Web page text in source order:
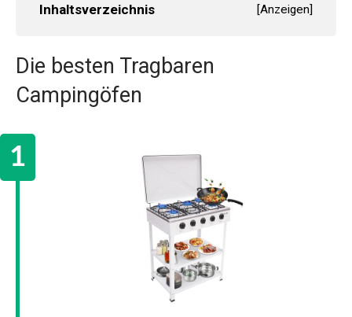
Inhaltsverzeichnis [Anzeigen]
Die besten Tragbaren
Campingöfen